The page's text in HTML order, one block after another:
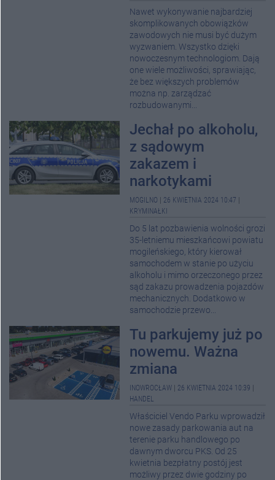
Nawet wykonywanie najbardziej
skomplikowanych obowiązków
zawodowych nie musi być dużym
wyzwaniem. Wszystko dzięki
nowoczesnym technologiom. Dają
one wiele możliwości, sprawiając,
że bez większych problemów
można np. zarządzać
rozbudowanymi...
Jechał po alkoholu,
z sądowym
zakazem i
narkotykami
MOGILNO 26 KWIETNIA 2024 10:47
KRYMINAŁKI
Do 5 lat pozbawienia wolności grozi
35-letniemu mieszkańcowi powiatu
mogileńskiego, który kierował
samochodem w stanie po użyciu
alkoholu i mimo orzeczonego przez
sąd zakazu prowadzenia pojazdów
mechanicznych. Dodatkowo w
samochodzie przewo...
Tu parkujemy już po
nowemu. Ważna
zmiana
INOWROCŁAW 26 KWIETNIA 2024 10:39
HANDEL
Właściciel Vendo Parku wprowadził
nowe zasady parkowania aut na
terenie parku handlowego po
dawnym dworcu PKS. Od 25
kwietnia bezpłatny postój jest
możliwy przez dwie godziny po